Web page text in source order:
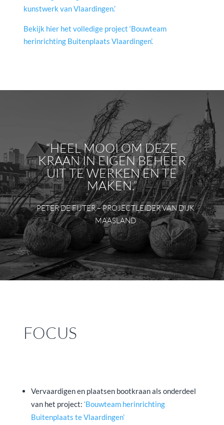
kunstwerk van Vlaardingen.’
Bekijk hier het volledige project ‘Bouwteam
herinrichting Buitenplaats Vlaardingen’.
“HEEL MOOI OM DEZE
KRAAN IN EIGEN BEHEER
UIT TE WERKEN EN TE
MAKEN.”
PETER DE FIJTER – PROJECTLEIDER VAN DIJK
MAASLAND
FOCUS
Vervaardigen en plaatsen bootkraan als onderdeel
van het project:‘Bouwteam herinrichting
Buitenplaats te Vlaardingen’